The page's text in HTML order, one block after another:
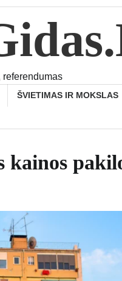
ŠVIETIMAS IR MOKSLAS
kainos